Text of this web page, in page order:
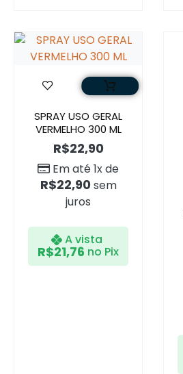
SPRAY USO GERAL
VERMELHO 300 ML
R$22,90
Em até 1x de
R$22,90 sem
juros
A vista
R$21,76 no Pix